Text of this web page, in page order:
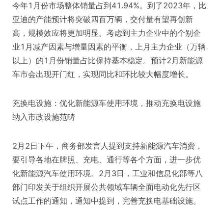
今年1月份市场整体销量占到41.94%。到了2023年，比
亚迪的产能预计将突破四百万辆，交付量有望再创新
高，规模效应将更加明显。考虑到主力企业中的个别企
业1月减产因素与增量因素的平衡，上月主力企业（万辆
以上）的1月份销量占比保持基本稳定。预计2月新能源
车市会出现开门红，实现同比和环比较大幅度增长。
充换电设施：优化新能源车使用环境，推动充换电设施
纳入市政设施范畴
2月2日下午，商务部发言人提到支持新能源汽车消费，
要引导各地在牌照、充电、通行等各个方面，进一步优
化新能源汽车使用环境。2月3日，工业和信息化部等八
部门印发关于组织开展公共领域车辆全面电动化先行区
试点工作的通知，通知中提到，完善充换电基础设施。